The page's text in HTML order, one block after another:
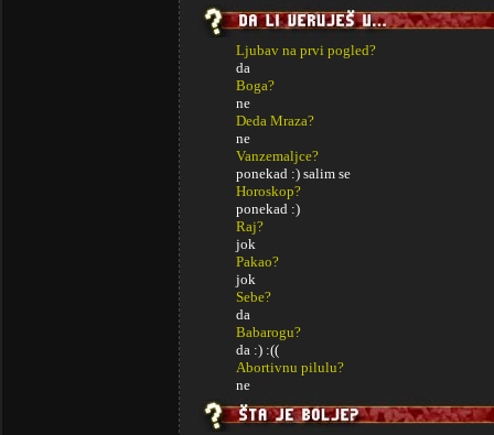
Ljubav na prvi pogled?
da
Boga?
ne
Deda Mraza?
ne
Vanzemaljce?
ponekad :) salim se
Horoskop?
ponekad :)
Raj?
jok
Pakao?
jok
Sebe?
da
Babarogu?
da :) :((
Abortivnu pilulu?
ne